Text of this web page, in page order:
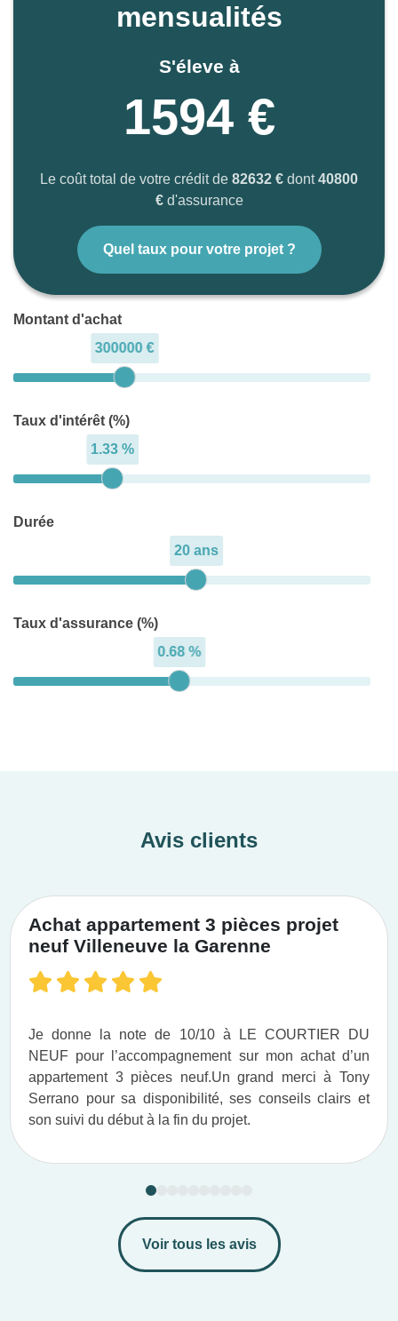
mensualités
S'éleve à
1594 €
Le coût total de votre crédit de 82632 € dont40800
€d'assurance
Quel taux pour votre projet ?
Montant d'achat
300000 €
Taux d'intérêt (%)
1.33 %
Durée
20 ans
Taux d'assurance (%)
0.68 %
Avis clients
Achat appartement 3 pièces projet
neuf Villeneuve la Garenne
Je donne la note de 10/10 à LE COURTIER DU
NEUF pour l’accompagnement sur mon achat d’un
appartement 3 pièces neuf.​ Un grand merci à Tony
Serrano pour sa disponibilité, ses conseils clairs et
son suivi du début à la fin du projet.​
Voir tous les avis